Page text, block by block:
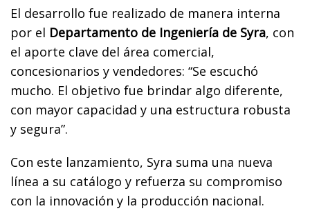
El desarrollo fue realizado de manera interna
por el Departamento de Ingeniería de Syra, con
el aporte clave del área comercial,
concesionarios y vendedores: “Se escuchó
mucho. El objetivo fue brindar algo diferente,
con mayor capacidad y una estructura robusta
y segura”.
Con este lanzamiento, Syra suma una nueva
línea a su catálogo y refuerza su compromiso
con la innovación y la producción nacional.